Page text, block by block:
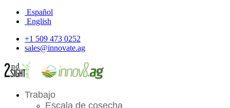
Español
English
+1 509 473 0252
sales@innovate.ag
Trabajo
Escala de cosecha